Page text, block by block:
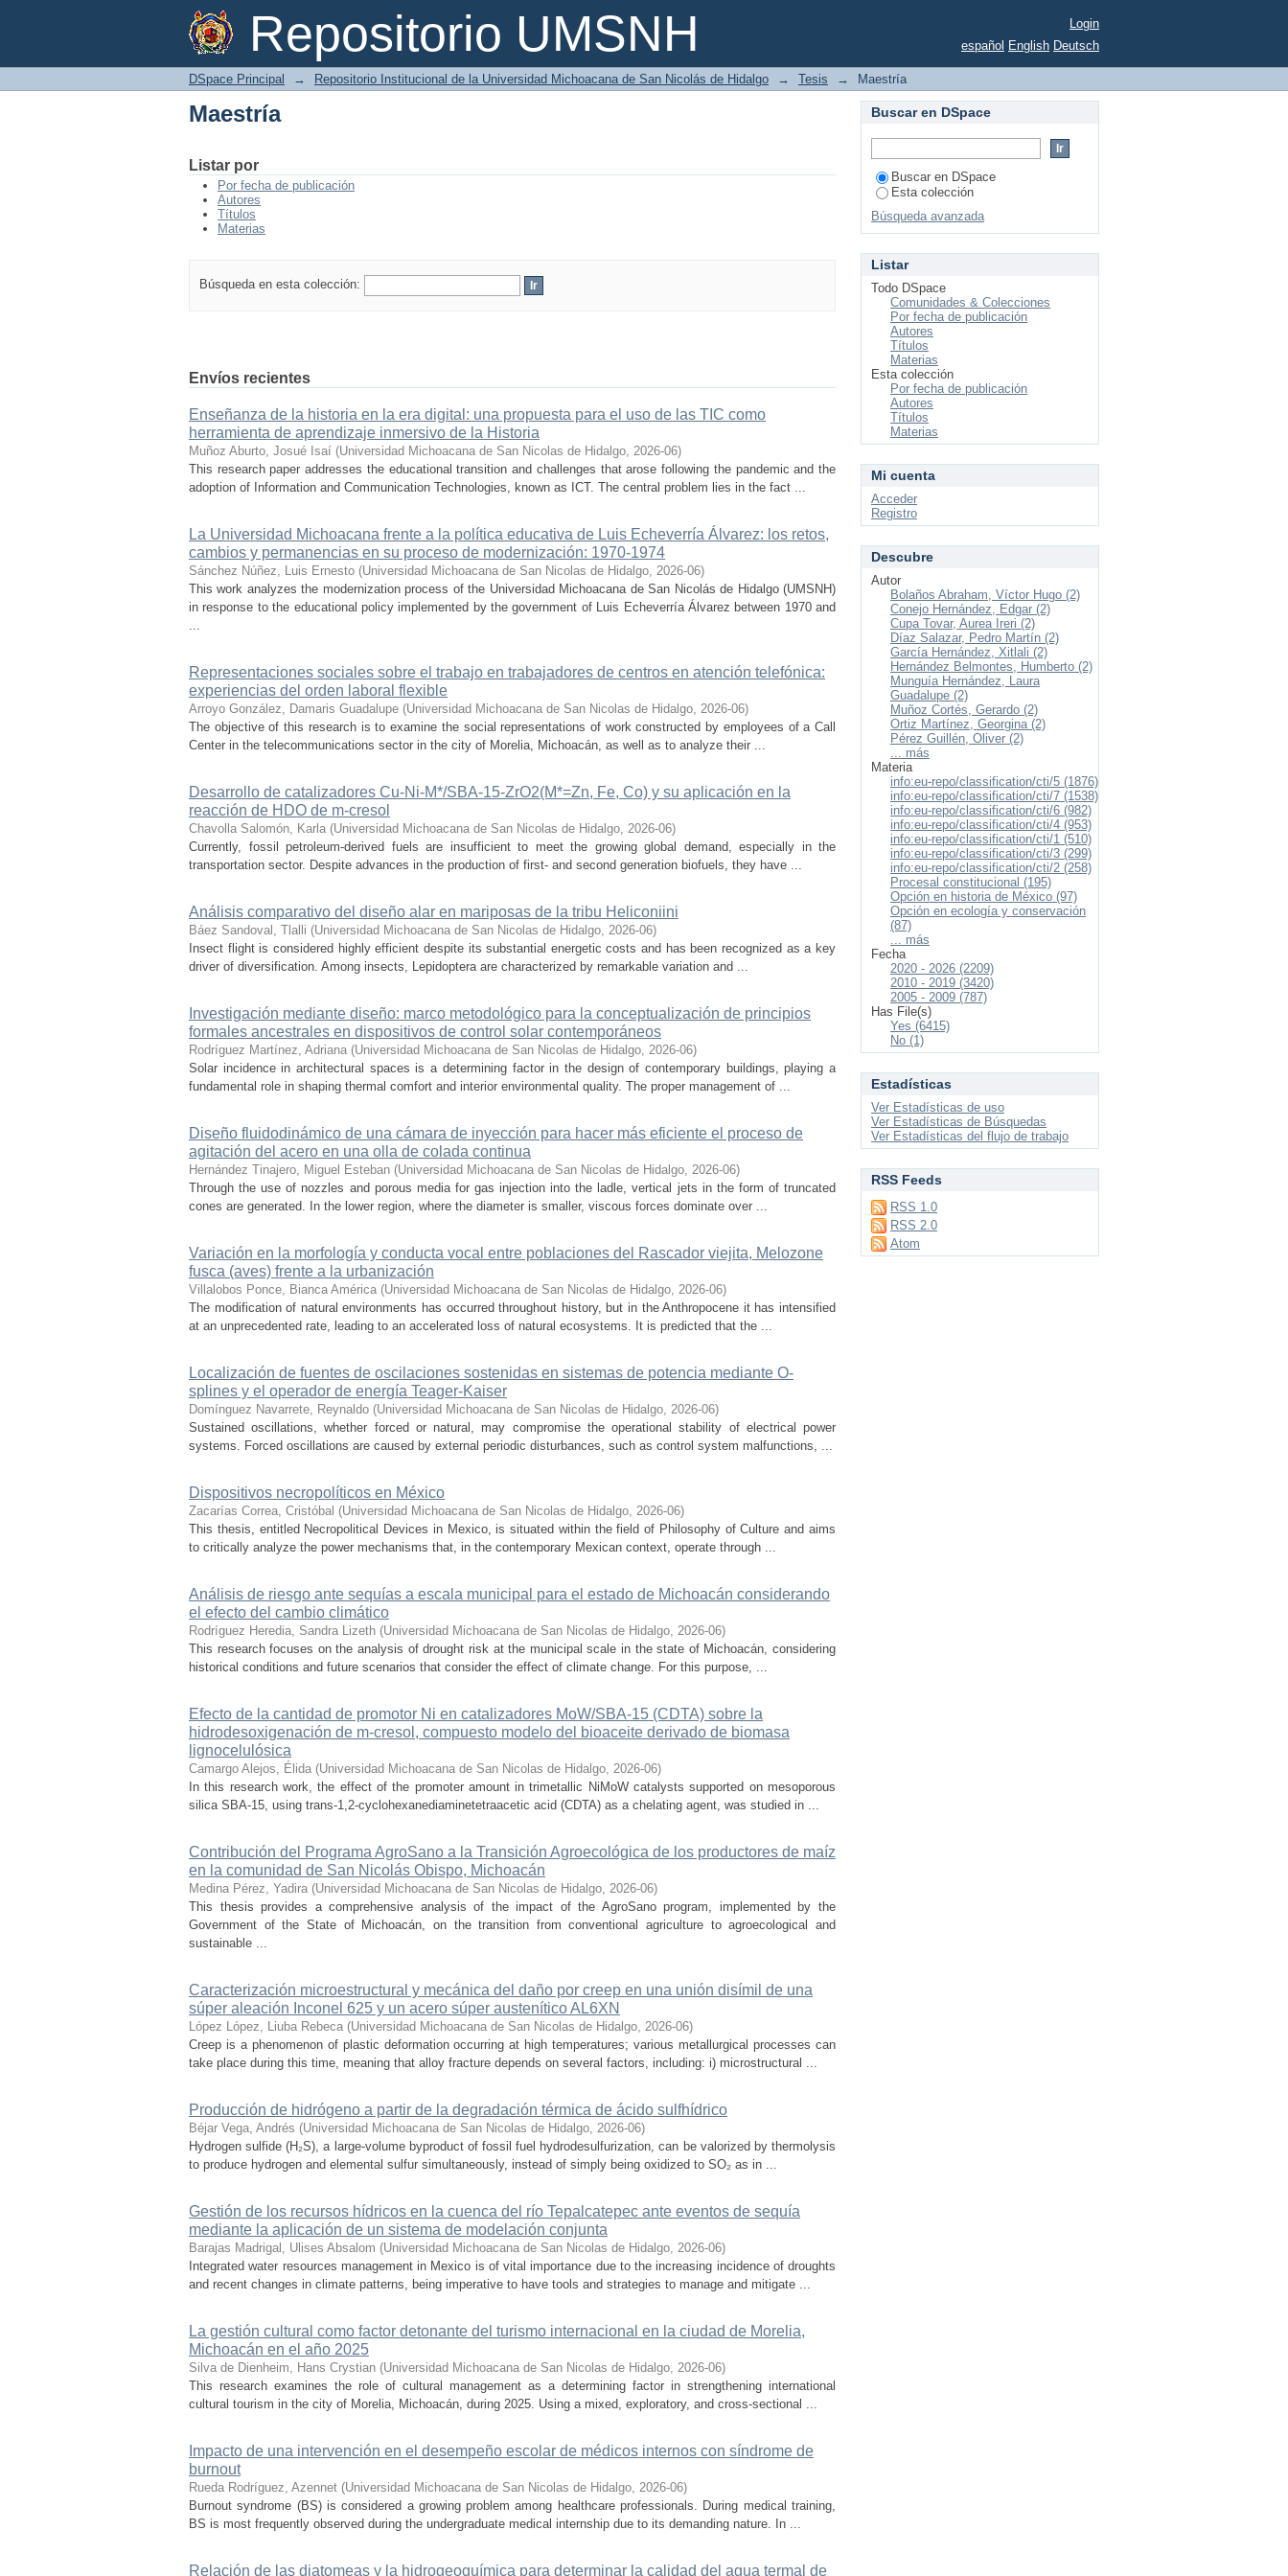
Repositorio UMSNH
Maestría
Login
español English Deutsch
DSpace Principal → Repositorio Institucional de la Universidad Michoacana de San Nicolás de Hidalgo → Tesis → Maestría
Maestría
Listar por
Por fecha de publicación
Autores
Títulos
Materias
Búsqueda en esta colección:
Envíos recientes
Enseñanza de la historia en la era digital: una propuesta para el uso de las TIC como
herramienta de aprendizaje inmersivo de la Historia
Muñoz Aburto, Josué Isaí (Universidad Michoacana de San Nicolas de Hidalgo, 2026-06)
This research paper addresses the educational transition and challenges that arose following the pandemic and the
adoption of Information and Communication Technologies, known as ICT. The central problem lies in the fact ...
La Universidad Michoacana frente a la política educativa de Luis Echeverría Álvarez: los retos,
cambios y permanencias en su proceso de modernización: 1970-1974
Sánchez Núñez, Luis Ernesto (Universidad Michoacana de San Nicolas de Hidalgo, 2026-06)
This work analyzes the modernization process of the Universidad Michoacana de San Nicolás de Hidalgo (UMSNH)
in response to the educational policy implemented by the government of Luis Echeverría Álvarez between 1970 and
...
Representaciones sociales sobre el trabajo en trabajadores de centros en atención telefónica:
experiencias del orden laboral flexible
Arroyo González, Damaris Guadalupe (Universidad Michoacana de San Nicolas de Hidalgo, 2026-06)
The objective of this research is to examine the social representations of work constructed by employees of a Call
Center in the telecommunications sector in the city of Morelia, Michoacán, as well as to analyze their ...
Desarrollo de catalizadores Cu-Ni-M*/SBA-15-ZrO2(M*=Zn, Fe, Co) y su aplicación en la
reacción de HDO de m-cresol
Chavolla Salomón, Karla (Universidad Michoacana de San Nicolas de Hidalgo, 2026-06)
Currently, fossil petroleum-derived fuels are insufficient to meet the growing global demand, especially in the
transportation sector. Despite advances in the production of first- and second generation biofuels, they have ...
Análisis comparativo del diseño alar en mariposas de la tribu Heliconiini
Báez Sandoval, Tlalli (Universidad Michoacana de San Nicolas de Hidalgo, 2026-06)
Insect flight is considered highly efficient despite its substantial energetic costs and has been recognized as a key
driver of diversification. Among insects, Lepidoptera are characterized by remarkable variation and ...
Investigación mediante diseño: marco metodológico para la conceptualización de principios
formales ancestrales en dispositivos de control solar contemporáneos
Rodríguez Martínez, Adriana (Universidad Michoacana de San Nicolas de Hidalgo, 2026-06)
Solar incidence in architectural spaces is a determining factor in the design of contemporary buildings, playing a
fundamental role in shaping thermal comfort and interior environmental quality. The proper management of ...
Diseño fluidodinámico de una cámara de inyección para hacer más eficiente el proceso de
agitación del acero en una olla de colada continua
Hernández Tinajero, Miguel Esteban (Universidad Michoacana de San Nicolas de Hidalgo, 2026-06)
Through the use of nozzles and porous media for gas injection into the ladle, vertical jets in the form of truncated
cones are generated. In the lower region, where the diameter is smaller, viscous forces dominate over ...
Variación en la morfología y conducta vocal entre poblaciones del Rascador viejita, Melozone
fusca (aves) frente a la urbanización
Villalobos Ponce, Bianca América (Universidad Michoacana de San Nicolas de Hidalgo, 2026-06)
The modification of natural environments has occurred throughout history, but in the Anthropocene it has intensified
at an unprecedented rate, leading to an accelerated loss of natural ecosystems. It is predicted that the ...
Localización de fuentes de oscilaciones sostenidas en sistemas de potencia mediante O-
splines y el operador de energía Teager-Kaiser
Domínguez Navarrete, Reynaldo (Universidad Michoacana de San Nicolas de Hidalgo, 2026-06)
Sustained oscillations, whether forced or natural, may compromise the operational stability of electrical power
systems. Forced oscillations are caused by external periodic disturbances, such as control system malfunctions, ...
Dispositivos necropolíticos en México
Zacarías Correa, Cristóbal (Universidad Michoacana de San Nicolas de Hidalgo, 2026-06)
This thesis, entitled Necropolitical Devices in Mexico, is situated within the field of Philosophy of Culture and aims
to critically analyze the power mechanisms that, in the contemporary Mexican context, operate through ...
Análisis de riesgo ante sequías a escala municipal para el estado de Michoacán considerando
el efecto del cambio climático
Rodríguez Heredia, Sandra Lizeth (Universidad Michoacana de San Nicolas de Hidalgo, 2026-06)
This research focuses on the analysis of drought risk at the municipal scale in the state of Michoacán, considering
historical conditions and future scenarios that consider the effect of climate change. For this purpose, ...
Efecto de la cantidad de promotor Ni en catalizadores MoW/SBA-15 (CDTA) sobre la
hidrodesoxigenación de m-cresol, compuesto modelo del bioaceite derivado de biomasa
lignocelulósica
Camargo Alejos, Élida (Universidad Michoacana de San Nicolas de Hidalgo, 2026-06)
In this research work, the effect of the promoter amount in trimetallic NiMoW catalysts supported on mesoporous
silica SBA-15, using trans-1,2-cyclohexanediaminetetraacetic acid (CDTA) as a chelating agent, was studied in ...
Contribución del Programa AgroSano a la Transición Agroecológica de los productores de maíz
en la comunidad de San Nicolás Obispo, Michoacán
Medina Pérez, Yadira (Universidad Michoacana de San Nicolas de Hidalgo, 2026-06)
This thesis provides a comprehensive analysis of the impact of the AgroSano program, implemented by the
Government of the State of Michoacán, on the transition from conventional agriculture to agroecological and
sustainable ...
Caracterización microestructural y mecánica del daño por creep en una unión disímil de una
súper aleación Inconel 625 y un acero súper austenítico AL6XN
López López, Liuba Rebeca (Universidad Michoacana de San Nicolas de Hidalgo, 2026-06)
Creep is a phenomenon of plastic deformation occurring at high temperatures; various metallurgical processes can
take place during this time, meaning that alloy fracture depends on several factors, including: i) microstructural ...
Producción de hidrógeno a partir de la degradación térmica de ácido sulfhídrico
Béjar Vega, Andrés (Universidad Michoacana de San Nicolas de Hidalgo, 2026-06)
Hydrogen sulfide (H₂S), a large-volume byproduct of fossil fuel hydrodesulfurization, can be valorized by thermolysis
to produce hydrogen and elemental sulfur simultaneously, instead of simply being oxidized to SO₂ as in ...
Gestión de los recursos hídricos en la cuenca del río Tepalcatepec ante eventos de sequía
mediante la aplicación de un sistema de modelación conjunta
Barajas Madrigal, Ulises Absalom (Universidad Michoacana de San Nicolas de Hidalgo, 2026-06)
Integrated water resources management in Mexico is of vital importance due to the increasing incidence of droughts
and recent changes in climate patterns, being imperative to have tools and strategies to manage and mitigate ...
La gestión cultural como factor detonante del turismo internacional en la ciudad de Morelia,
Michoacán en el año 2025
Silva de Dienheim, Hans Crystian (Universidad Michoacana de San Nicolas de Hidalgo, 2026-06)
This research examines the role of cultural management as a determining factor in strengthening international
cultural tourism in the city of Morelia, Michoacán, during 2025. Using a mixed, exploratory, and cross-sectional ...
Impacto de una intervención en el desempeño escolar de médicos internos con síndrome de
burnout
Rueda Rodríguez, Azennet (Universidad Michoacana de San Nicolas de Hidalgo, 2026-06)
Burnout syndrome (BS) is considered a growing problem among healthcare professionals. During medical training,
BS is most frequently observed during the undergraduate medical internship due to its demanding nature. In ...
Relación de las diatomeas y la hidrogeoquímica para determinar la calidad del agua termal de
Buscar en DSpace
Buscar en DSpace
Esta colección
Búsqueda avanzada
Listar
Todo DSpace
Comunidades & Colecciones
Por fecha de publicación
Autores
Títulos
Materias
Esta colección
Por fecha de publicación
Autores
Títulos
Materias
Mi cuenta
Acceder
Registro
Descubre
Autor
Bolaños Abraham, Víctor Hugo (2)
Conejo Hernández, Edgar (2)
Cupa Tovar, Aurea Ireri (2)
Díaz Salazar, Pedro Martín (2)
García Hernández, Xitlali (2)
Hernández Belmontes, Humberto (2)
Munguía Hernández, Laura
Guadalupe (2)
Muñoz Cortés, Gerardo (2)
Ortiz Martínez, Georgina (2)
Pérez Guillén, Oliver (2)
... más
Materia
info:eu-repo/classification/cti/5 (1876)
info:eu-repo/classification/cti/7 (1538)
info:eu-repo/classification/cti/6 (982)
info:eu-repo/classification/cti/4 (953)
info:eu-repo/classification/cti/1 (510)
info:eu-repo/classification/cti/3 (299)
info:eu-repo/classification/cti/2 (258)
Procesal constitucional (195)
Opción en historia de México (97)
Opción en ecología y conservación
(87)
... más
Fecha
2020 - 2026 (2209)
2010 - 2019 (3420)
2005 - 2009 (787)
Has File(s)
Yes (6415)
No (1)
Estadísticas
Ver Estadísticas de uso
Ver Estadísticas de Búsquedas
Ver Estadísticas del flujo de trabajo
RSS Feeds
RSS 1.0
RSS 2.0
Atom